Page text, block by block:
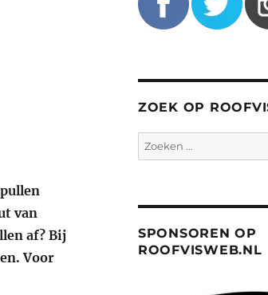
van
af? Bij
Voor
bij Wout van Leeuwen.”
ZOEK OP
Zoeken
naar:
SPONSOREN OP
ROOFVISWEB.NL